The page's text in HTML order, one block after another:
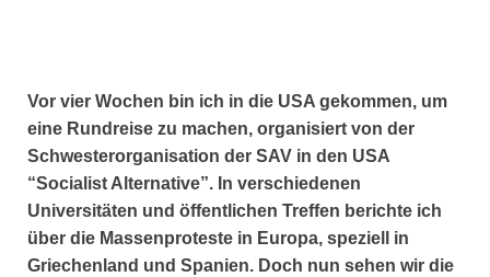
Vor vier Wochen bin ich in die USA gekommen, um
eine Rundreise zu machen, organisiert von der
Schwesterorganisation der SAV in den USA
“Socialist Alternative”. In verschiedenen
Universitäten und öffentlichen Treffen berichte ich
über die Massenproteste in Europa, speziell in
Griechenland und Spanien. Doch nun sehen wir die